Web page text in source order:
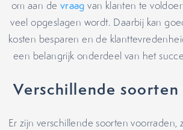
om aan de vraag van klanten te
veel opgeslagen wordt. Daarbij kan
kosten besparen en de
een belangrijk onderdeel van het
Verschillende
Er zijn verschillende soorten voorraden,